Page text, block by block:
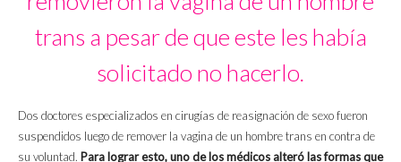
trans a pesar de que este les había
solicitado no hacerlo.
Dos doctores especializados en cirugías de reasignación de sexo fueron
suspendidos luego de remover la vagina de un hombre trans en contra de
su voluntad. Para lograr esto, uno de los médicos alteró las formas que